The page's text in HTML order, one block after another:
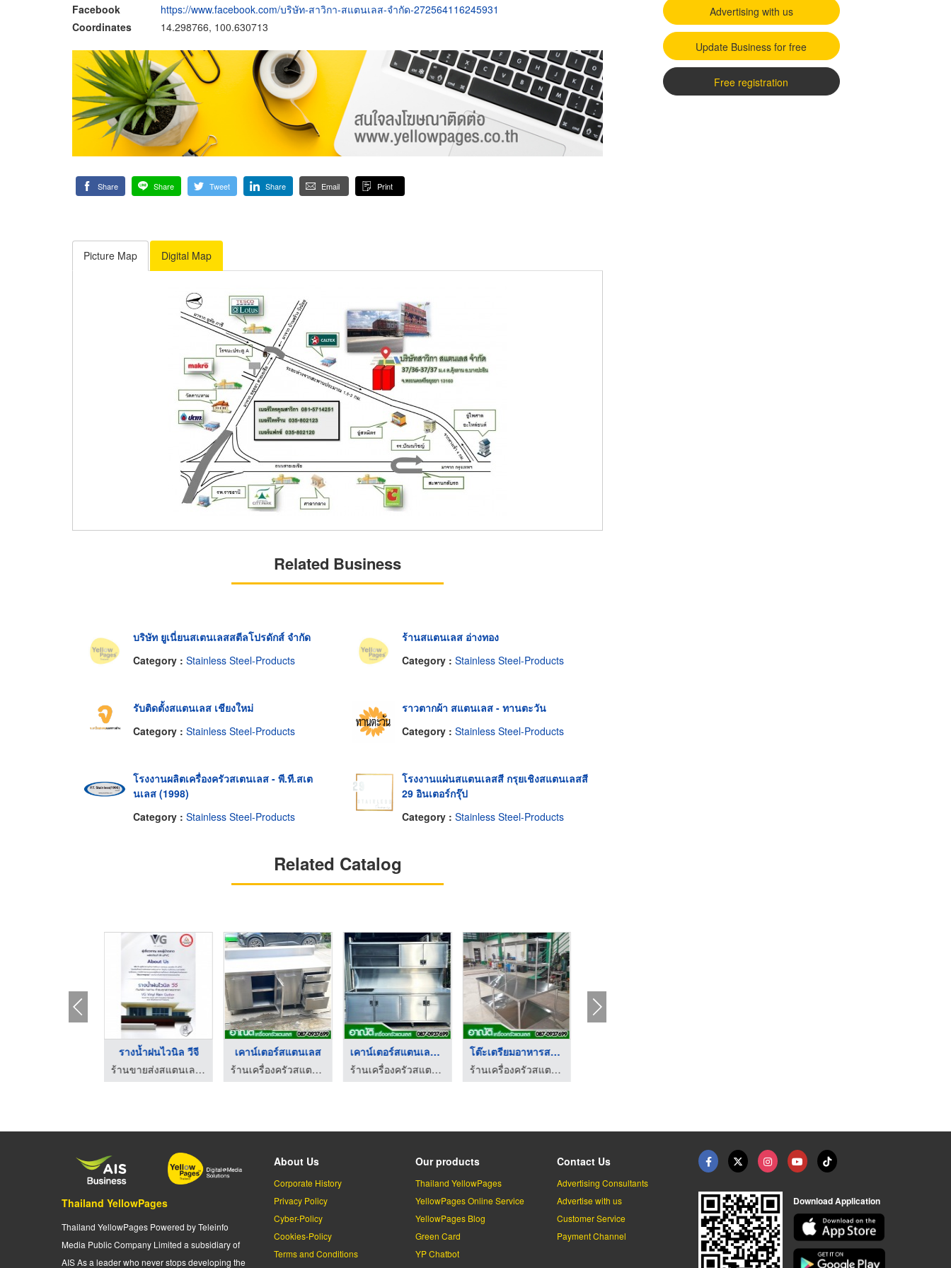
Facebook
https://www.facebook.com/บริษัท-สาวิกา-สแตนเลส-จำกัด-272564116245931
Coordinates
14.298766, 100.630713
Share Share Tweet Share Email Print
Picture Map Digital Map
Related Business
บริษัท ยูเนี่ยนสเตนเลสสตีลโปรดักส์ จำกัด
Category : Stainless Steel-Products
ร้านสแตนเลส อ่างทอง
Category : Stainless Steel-Products
รับติดตั้งสแตนเลส เชียงใหม่
Category : Stainless Steel-Products
ราวตากผ้า สแตนเลส - ทานตะวัน
Category : Stainless Steel-Products
โรงงานผลิตเครื่องครัวสเตนเลส - พี.ที.สเต
นเลส (1998)
Category : Stainless Steel-Products
โรงงานแผ่นสแตนเลสสี กรุยเชิงสแตนเลสสี
29 อินเตอร์กรุ๊ป
Category : Stainless Steel-Products
Related Catalog
รางน้ำฝนไวนิล วีจี
ร้านขายส่งสแตนเลส แผ่นหลังคา บางแค
เคาน์เตอร์สแตนเลส
ร้านเครื่องครัวสแตนเลส-อาณัติ
เคาน์เตอร์สแตนเลส ขา ...
ร้านเครื่องครัวสแตนเลส-อาณัติ
โต๊ะเตรียมอาหารสแตนเ ...
ร้านเครื่องครัวสแตนเลส-อาณัติ
Advertising with us
Update Business for free
Free registration
Thailand YellowPages
Thailand YellowPages Powered by Teleinfo
Media Public Company Limited a subsidiary of
AIS As a leader who never stops developing the
About Us
Corporate History
Privacy Policy
Cyber-Policy
Cookies-Policy
Terms and Conditions
Our products
Thailand YellowPages
YellowPages Online Service
YellowPages Blog
Green Card
YP Chatbot
Contact Us
Advertising Consultants
Advertise with us
Customer Service
Payment Channel
Download Application